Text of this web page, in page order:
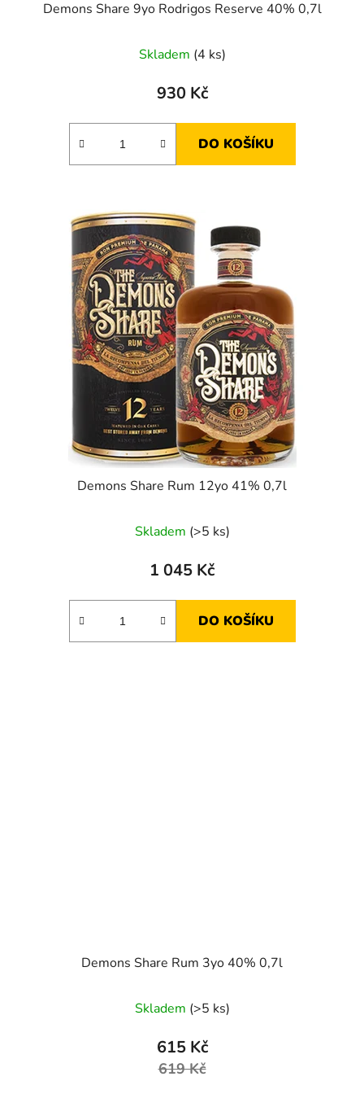
Demons Share 9yo Rodrigos Reserve 40% 0,7l
Skladem (4 ks)
930 Kč
DO KOŠÍKU
Demons Share Rum 12yo 41% 0,7l
Skladem (>5 ks)
1 045 Kč
DO KOŠÍKU
Demons Share Rum 3yo 40% 0,7l
Skladem (>5 ks)
615 Kč
619 Kč